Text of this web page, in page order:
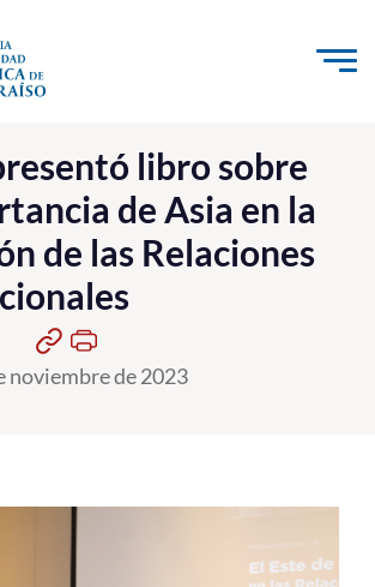
al contenido
e Innovación
el Medio
libro sobre
de Asia en la
de las Relaciones
noviembre de 2023